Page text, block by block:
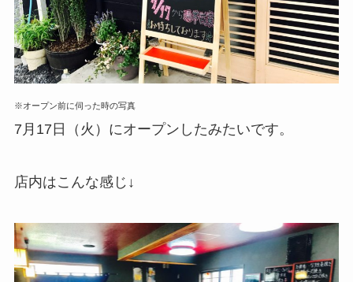
※オープン前に伺った時の写真
7月17日（火）にオープンしたみたいです。
店内はこんな感じ↓